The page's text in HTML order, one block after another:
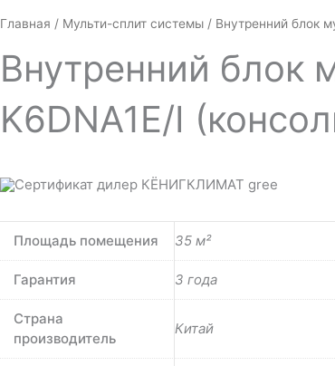
Главная / Мульти-сплит системы / Внутренний блок
Внутренний блок
K6DNA1E/I
Площадь помещения 35 м²
Гарантия 3 года
Страна
производитель
Китай
Количество
блок
мульти
системы
Gree
Free
Match
(консольный)